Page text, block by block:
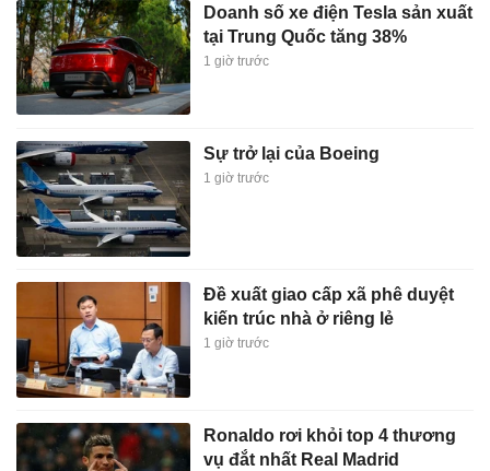
Doanh số xe điện Tesla sản xuất
tại Trung Quốc tăng 38%
1 giờ trước
Sự trở lại của Boeing
1 giờ trước
Đề xuất giao cấp xã phê duyệt
kiến trúc nhà ở riêng lẻ
1 giờ trước
Ronaldo rơi khỏi top 4 thương
vụ đắt nhất Real Madrid